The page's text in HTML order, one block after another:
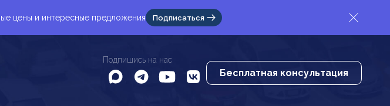
цены и интересные предложения Подписаться
Подпишись на нас
Бесплатная консультация